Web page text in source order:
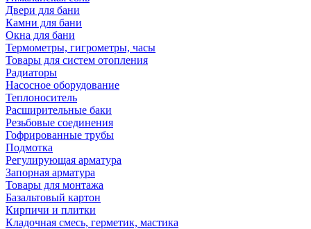
Двери для бани
Камни для бани
Окна для бани
Термометры, гигрометры, часы
Товары для систем отопления
Радиаторы
Насосное оборудование
Теплоноситель
Расширительные баки
Резьбовые соединения
Гофрированные трубы
Подмотка
Регулирующая арматура
Запорная арматура
Товары для монтажа
Базальтовый картон
Кирпичи и плитки
Кладочная смесь, герметик, мастика